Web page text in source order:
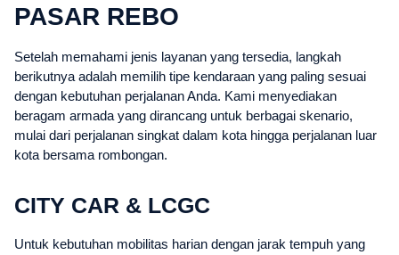
PASAR REBO
Setelah memahami jenis layanan yang tersedia, langkah
berikutnya adalah memilih tipe kendaraan yang paling sesuai
dengan kebutuhan perjalanan Anda. Kami menyediakan
beragam armada yang dirancang untuk berbagai skenario,
mulai dari perjalanan singkat dalam kota hingga perjalanan luar
kota bersama rombongan.
CITY CAR & LCGC
Untuk kebutuhan mobilitas harian dengan jarak tempuh yang